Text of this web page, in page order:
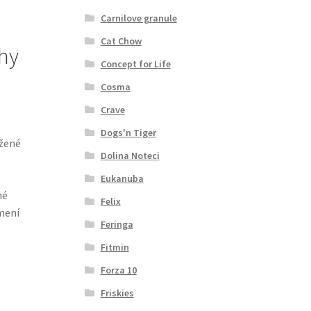
Carnilove granule
Cat Chow
Concept for Life
Cosma
Crave
Dogs'n Tiger
Dolina Noteci
Eukanuba
Felix
Feringa
Fitmin
Forza 10
Friskies